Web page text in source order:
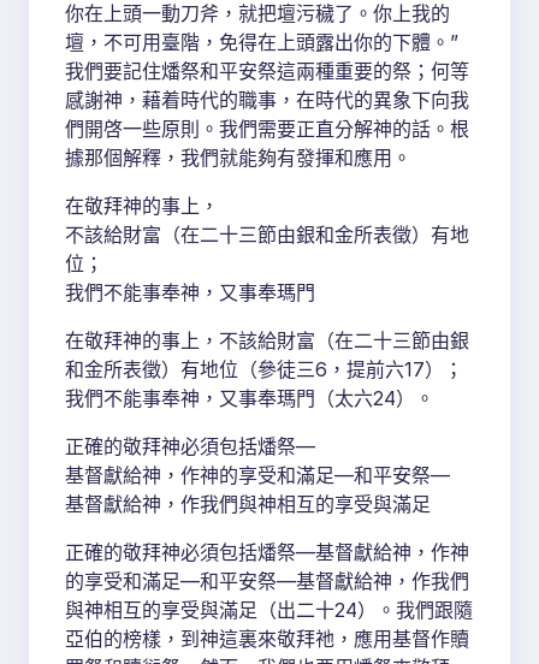
你在上頭一動刀斧，就把壇污穢了。你上我的
壇，不可用臺階，免得在上頭露出你的下體。”
我們要記住燔祭和平安祭這兩種重要的祭；何等
感謝神，藉着時代的職事，在時代的異象下向我
們開啓一些原則。我們需要正直分解神的話。根
據那個解釋，我們就能夠有發揮和應用。
在敬拜神的事上，
不該給財富（在二十三節由銀和金所表徵）有地
位；
我們不能事奉神，又事奉瑪門
在敬拜神的事上，不該給財富（在二十三節由銀
和金所表徵）有地位（參徒三6，提前六17）；
我們不能事奉神，又事奉瑪門（太六24）。
正確的敬拜神必須包括燔祭—
基督獻給神，作神的享受和滿足—和平安祭—
基督獻給神，作我們與神相互的享受與滿足
正確的敬拜神必須包括燔祭—基督獻給神，作神
的享受和滿足—和平安祭—基督獻給神，作我們
與神相互的享受與滿足（出二十24）。我們跟隨
亞伯的榜樣，到神這裏來敬拜祂，應用基督作贖